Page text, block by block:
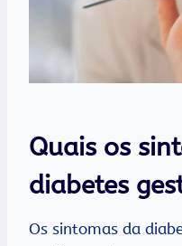
Quais os
diabetes
Os sintomas da